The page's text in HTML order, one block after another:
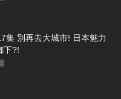
集 別再去大城市! 日本魅力
下?!